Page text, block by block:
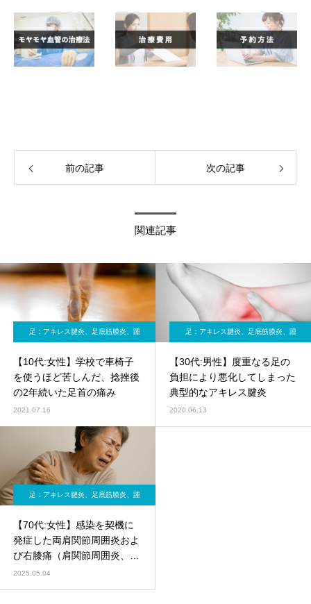
前の記事 次の記事
関連記事
足：アキレス腱炎、足底筋膜炎、踵
【10代:女性】学校で車椅子
を使うほど苦しんだ、捻挫後
の2年続いた足首の痛み
2021.07.16
足：アキレス腱炎、足底筋膜炎、踵
【30代:男性】度重なる足の
負担により悪化してしまった
典型的なアキレス腱炎
2020.06.13
足：アキレス腱炎、足底筋膜炎、踵
【70代:女性】感染を契機に
発症した両肩関節周囲炎およ
び右膝痛（肩関節周囲炎、腱
板炎、変形性膝関節症）
2025.05.04